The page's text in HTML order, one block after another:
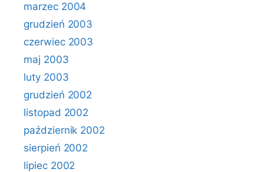
marzec 2004
grudzień 2003
czerwiec 2003
maj 2003
luty 2003
grudzień 2002
listopad 2002
październik 2002
sierpień 2002
lipiec 2002